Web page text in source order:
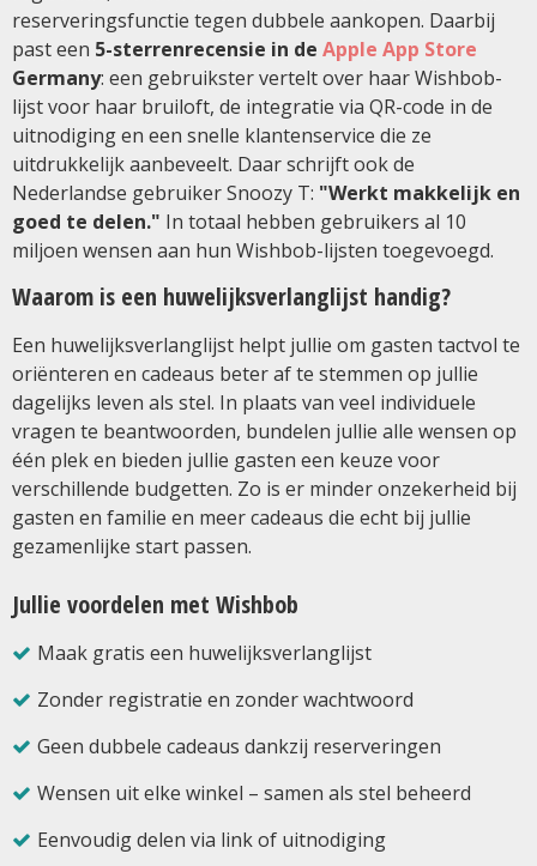
reserveringsfunctie tegen dubbele aankopen. Daarbij
past een 5-sterrenrecensie in de Apple App Store
Germany: een gebruikster vertelt over haar Wishbob-
lijst voor haar bruiloft, de integratie via QR-code in de
uitnodiging en een snelle klantenservice die ze
uitdrukkelijk aanbeveelt. Daar schrijft ook de
Nederlandse gebruiker Snoozy T: "Werkt makkelijk en
goed te delen." In totaal hebben gebruikers al 10
miljoen wensen aan hun Wishbob-lijsten toegevoegd.
Waarom is een huwelijksverlanglijst handig?
Een huwelijksverlanglijst helpt jullie om gasten tactvol te
oriënteren en cadeaus beter af te stemmen op jullie
dagelijks leven als stel. In plaats van veel individuele
vragen te beantwoorden, bundelen jullie alle wensen op
één plek en bieden jullie gasten een keuze voor
verschillende budgetten. Zo is er minder onzekerheid bij
gasten en familie en meer cadeaus die echt bij jullie
gezamenlijke start passen.
Jullie voordelen met Wishbob
Maak gratis een huwelijksverlanglijst
Zonder registratie en zonder wachtwoord
Geen dubbele cadeaus dankzij reserveringen
Wensen uit elke winkel – samen als stel beheerd
Eenvoudig delen via link of uitnodiging